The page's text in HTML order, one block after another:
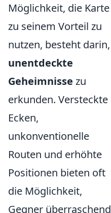
Möglichkeit, die Karte
zu seinem Vorteil zu
nutzen, besteht darin,
unentdeckte
Geheimnisse zu
erkunden. Versteckte
Ecken,
unkonventionelle
Routen und erhöhte
Positionen bieten oft
die Möglichkeit,
Gegner überraschend